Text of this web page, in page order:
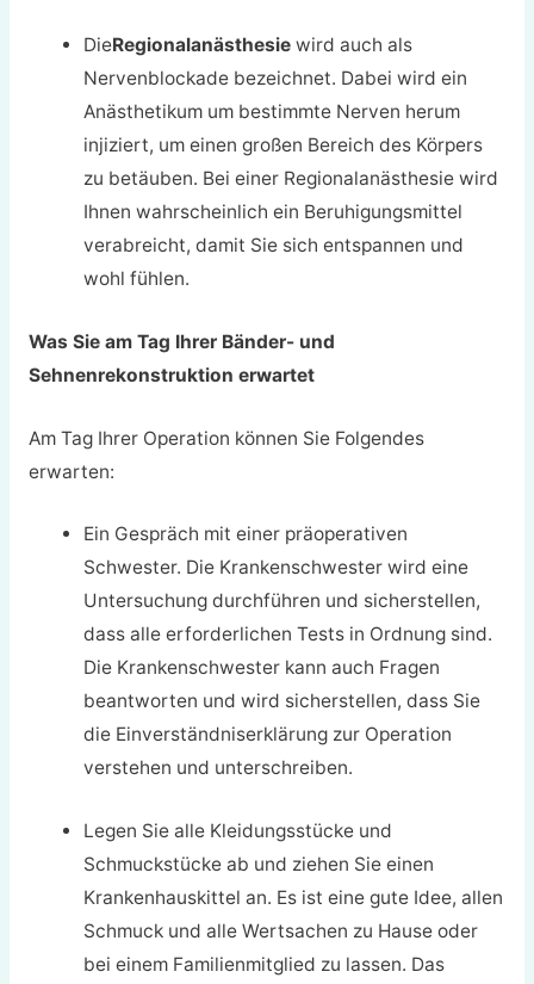
DieRegionalanästhesie wird auch als
Nervenblockade bezeichnet. Dabei wird ein
Anästhetikum um bestimmte Nerven herum
injiziert, um einen großen Bereich des Körpers
zu betäuben. Bei einer Regionalanästhesie wird
Ihnen wahrscheinlich ein Beruhigungsmittel
verabreicht, damit Sie sich entspannen und
wohl fühlen.
Was Sie am Tag Ihrer Bänder- und
Sehnenrekonstruktion erwartet
Am Tag Ihrer Operation können Sie Folgendes
erwarten:
Ein Gespräch mit einer präoperativen
Schwester. Die Krankenschwester wird eine
Untersuchung durchführen und sicherstellen,
dass alle erforderlichen Tests in Ordnung sind.
Die Krankenschwester kann auch Fragen
beantworten und wird sicherstellen, dass Sie
die Einverständniserklärung zur Operation
verstehen und unterschreiben.
Legen Sie alle Kleidungsstücke und
Schmuckstücke ab und ziehen Sie einen
Krankenhauskittel an. Es ist eine gute Idee, allen
Schmuck und alle Wertsachen zu Hause oder
bei einem Familienmitglied zu lassen. Das